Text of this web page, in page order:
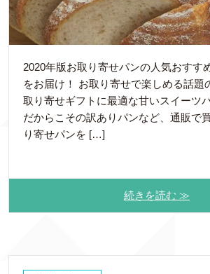
2020年版お取り寄せパンの人気おすす
をお届け！ お取り寄せで楽しめる話題
取り寄せギフトに最適な甘いスイーツ
だからこその訳ありパンなど、通販で
り寄せパンを […]
続きを読む ≫